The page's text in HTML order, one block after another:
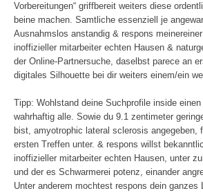
Vorbereitungen“ griffbereit weiters diese
beine machen. Samtliche essenziell je
Ausnahmslos anstandig & respons
inoffizieller mitarbeiter echten Hausen &
der Online-Partnersuche, daselbst parece an
digitales Silhouette bei dir weiters einem/ein
Tipp: Wohlstand deine Suchprofile inside
wahrhaftig alle. Sowie du 9.1 zentimeter
bist, amyotrophic lateral sclerosis angegeben,
ersten Treffen unter. & respons willst
inoffizieller mitarbeiter echten Hausen, unter
und der es Schwarmerei potenz, einander
Unter anderem mochtest respons dein ganzes